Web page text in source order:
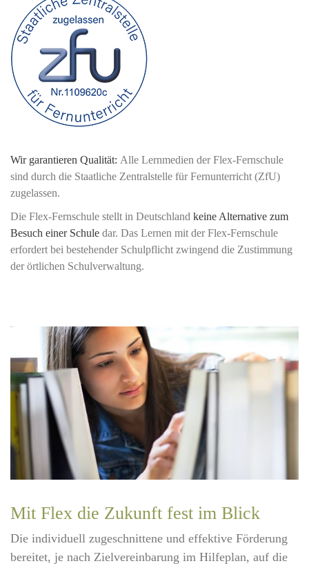
Wir garantieren ­Qualität: Alle Lernmedien der Flex-Fernschule
sind durch die Staatliche Zentralstelle für Fernunterricht (ZfU)
zugelassen.
Die Flex-Fernschule stellt in Deutschland keine Alternative zum
Besuch einer Schule dar. Das Lernen mit der Flex-Fernschule
erfordert bei bestehender Schulpflicht zwingend die Zustimmung
der örtlichen Schulverwaltung.
Mit Flex die Zukunft fest im Blick
Die individuell zugeschnittene und effektive Förderung
bereitet, je nach Zielvereinbarung im Hilfeplan, auf die